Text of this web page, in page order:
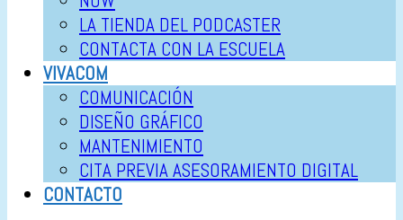
LA TIENDA DEL PODCASTER
CONTACTA CON LA ESCUELA
VIVACOM
COMUNICACIÓN
DISEÑO GRÁFICO
MANTENIMIENTO
CITA PREVIA ASESORAMIENTO DIGITAL
CONTACTO